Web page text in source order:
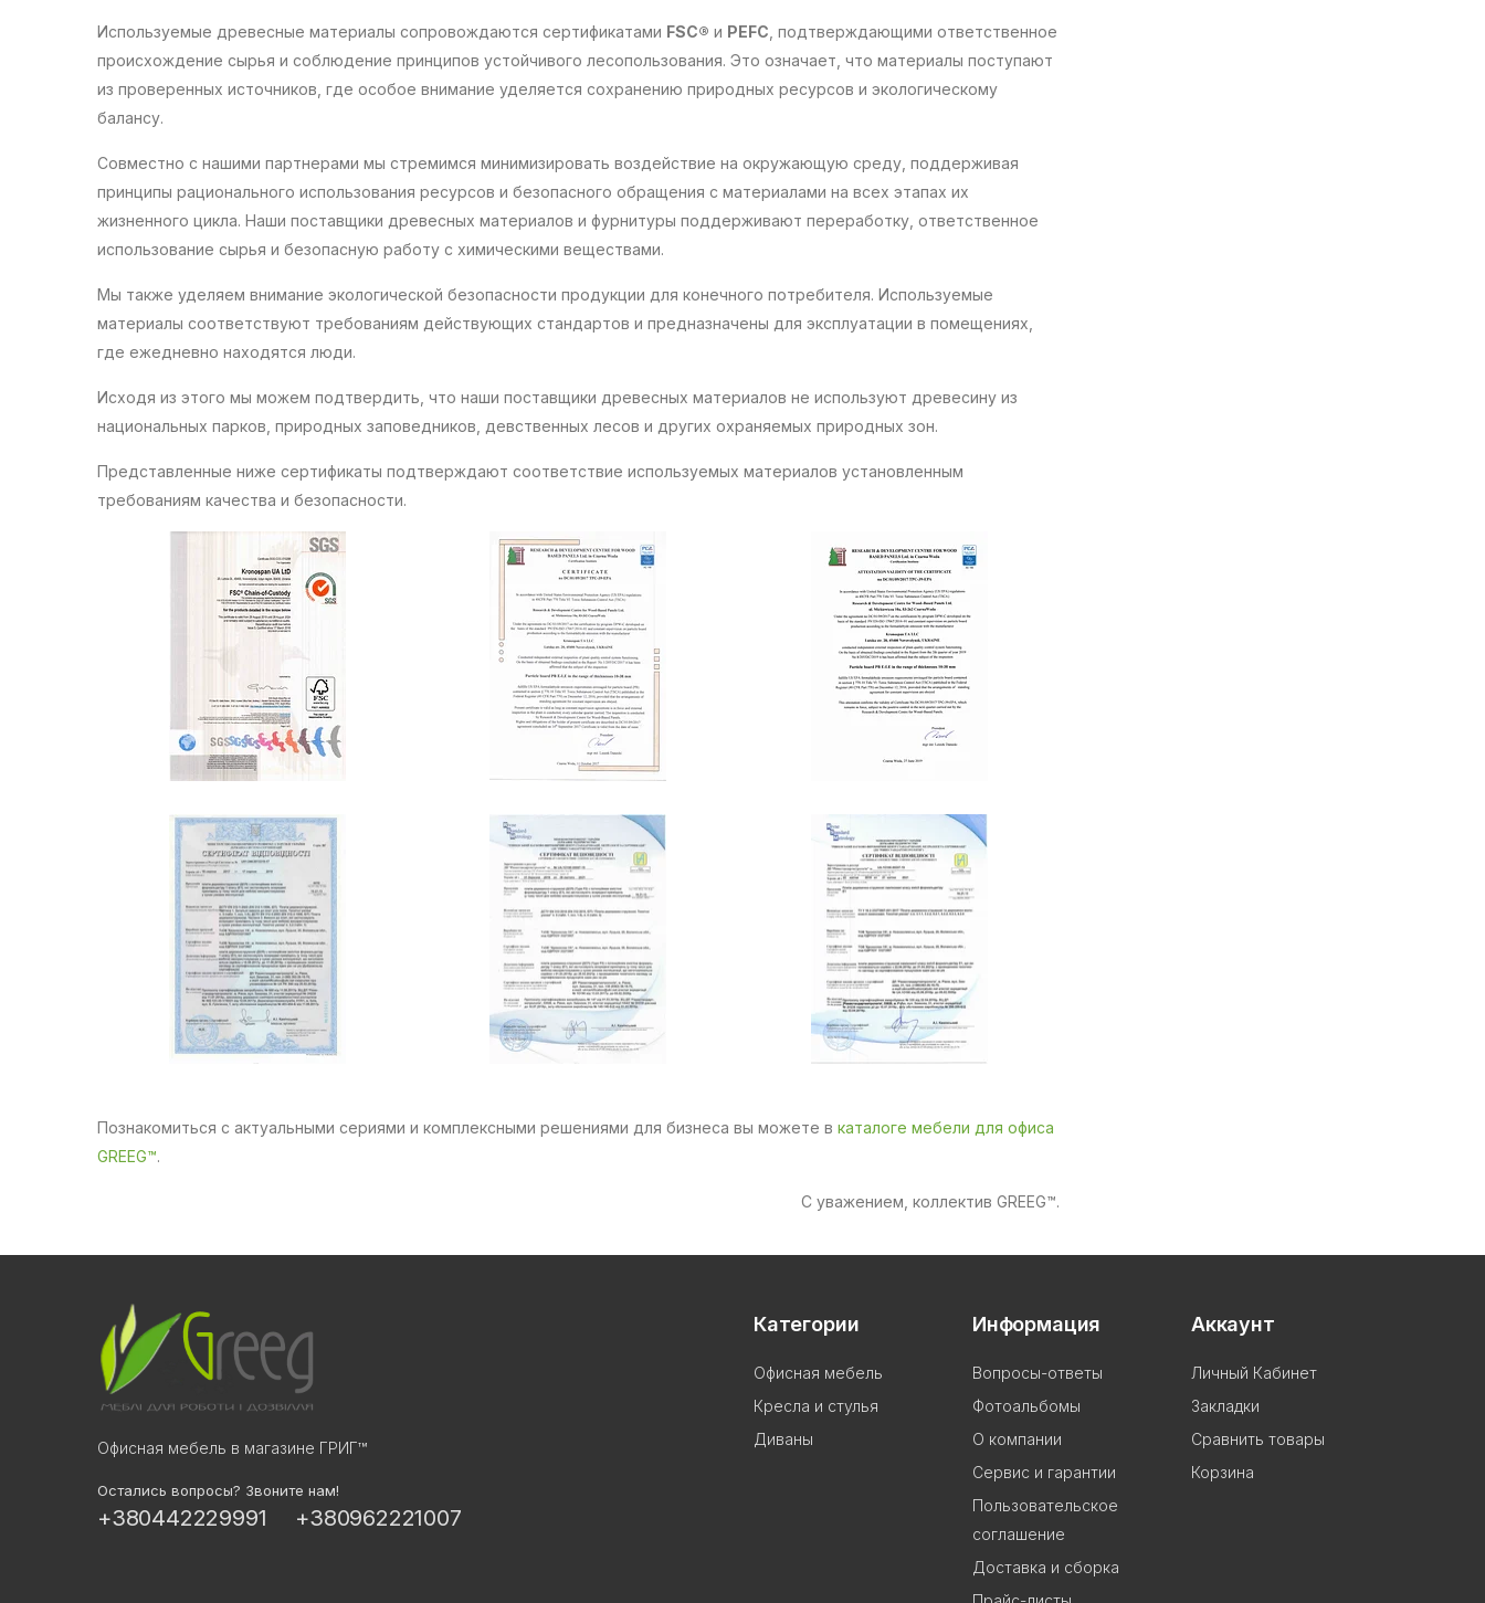
Используемые древесные материалы сопровождаются сертификатами FSC® и PEFC , подтверждающими ответственное
происхождение сырья и соблюдение принципов устойчивого лесопользования. Это означает, что материалы поступают
из проверенных источников, где особое внимание уделяется сохранению природных ресурсов и экологическому
балансу.
Совместно с нашими партнерами мы стремимся минимизировать воздействие на окружающую среду, поддерживая
принципы рационального использования ресурсов и безопасного обращения с материалами на всех этапах их
жизненного цикла. Наши поставщики древесных материалов и фурнитуры поддерживают переработку, ответственное
использование сырья и безопасную работу с химическими веществами.
Мы также уделяем внимание экологической безопасности продукции для конечного потребителя. Используемые
материалы соответствуют требованиям действующих стандартов и предназначены для эксплуатации в помещениях,
где ежедневно находятся люди.
Исходя из этого мы можем подтвердить, что наши поставщики древесных материалов не используют древесину из
национальных парков, природных заповедников, девственных лесов и других охраняемых природных зон.
Представленные ниже сертификаты подтверждают соответствие используемых материалов установленным
требованиям качества и безопасности.
Познакомиться с актуальными сериями и комплексными решениями для бизнеса вы можете в каталоге мебели для офиса
GREEG™.
С уважением, коллектив GREEG™.
Офисная мебель в магазине ГРИГ™
Остались вопросы? Звоните нам!
+380442229991 +380962221007
Категории
Офисная мебель
Кресла и стулья
Диваны
Информация
Вопросы-ответы
Фотоальбомы
О компании
Сервис и гарантии
Пользовательское
соглашение
Доставка и сборка
Аккаунт
Личный Кабинет
Закладки
Сравнить товары
Корзина